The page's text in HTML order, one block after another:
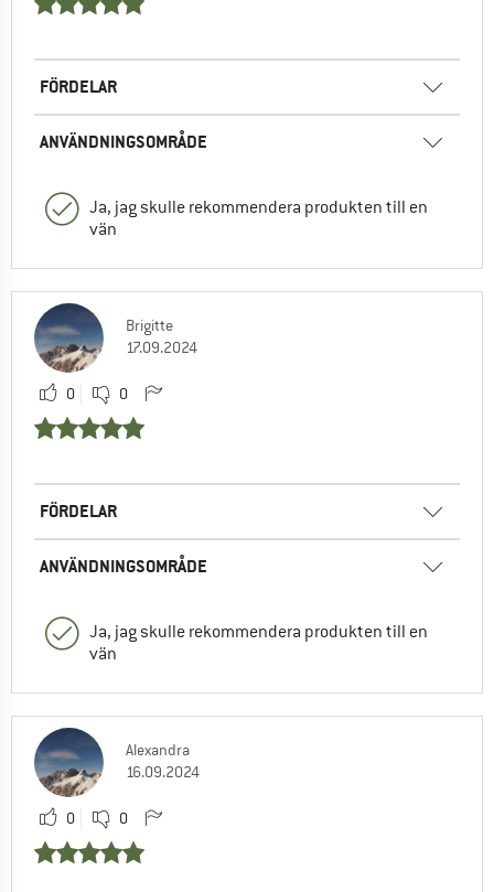
FÖRDELAR
ANVÄNDNINGSOMRÅDE
Ja, jag skulle rekommendera produkten till en
vän
Brigitte
17.09.2024
0 0
FÖRDELAR
ANVÄNDNINGSOMRÅDE
Ja, jag skulle rekommendera produkten till en
vän
Alexandra
16.09.2024
0 0